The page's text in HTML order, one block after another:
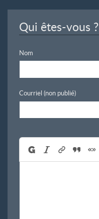
Qui êtes-vous ?
Nom
Courriel (non publié)